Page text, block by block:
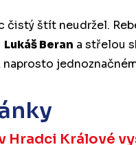
čistý štít neudržel.
Lukáš Beran a střelou
Hradci Králové